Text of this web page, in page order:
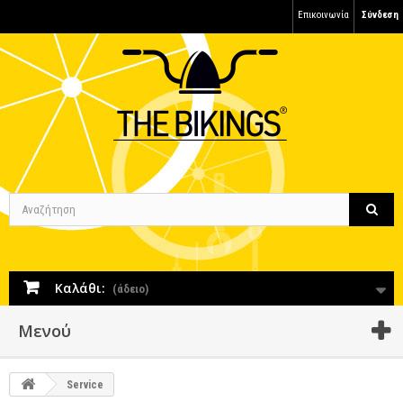
Σύνδεση
Επικοινωνία
Καλάθι: (άδειο)
Μενού
Service